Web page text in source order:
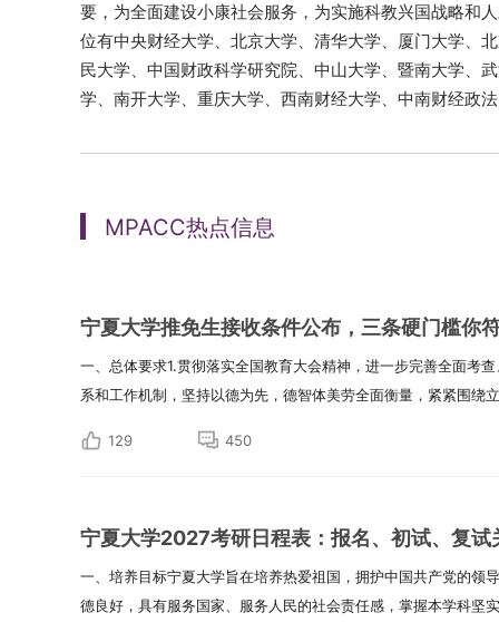
要，为全面建设小康社会服务，为实施科教兴国战略和
位有中央财经大学、北京大学、清华大学、厦门大学、
民大学、中国财政科学研究院、中山大学、暨南大学、
学、南开大学、重庆大学、西南财经大学、中南财经政
MPACC热点信息
宁夏大学推免生接收条件公布，三条硬门槛你
一、总体要求1.贯彻落实全国教育大会精神，进一步完善全面考
系和工作机制，坚持以德为先，德智体美劳全面衡量，紧紧围绕
129 450
宁夏大学2027考研日程表：报名、初试、复试
一、培养目标宁夏大学旨在培养热爱祖国，拥护中国共产党的领
德良好，具有服务国家、服务人民的社会责任感，掌握本学科坚